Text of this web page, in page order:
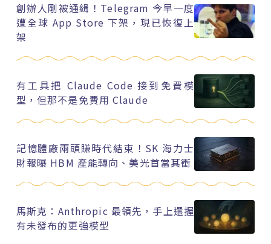
創辦人剛被通緝！Telegram 今早一度
遭全球 App Store 下架，現已恢復上
架
有工具把 Claude Code 接到免費模
型，但那不是免費用 Claude
記憶體廠兩頭賺時代結束！SK 海力士
財報曝 HBM 產能轉向、美光首當其衝
馬斯克：Anthropic 最領先，手上還握
有未發布的更強模型